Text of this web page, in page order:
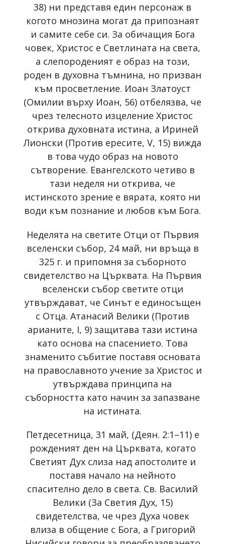
38) ни представя един персонаж в
когото мнозина могат да припознаят
и самите себе си. За обичащия Бога
човек, Христос е Светлината на света,
а слепороденият е образ на този,
роден в духовна тъмнина, но призван
към просветление. Иоан Златоуст
(Омилии върху Иоан, 56) отбелязва, че
чрез телесното изцеление Христос
открива духовната истина, а Ириней
Лионски (Против ересите, V, 15) вижда
в това чудо образ на новото
сътворение. Евангелското четиво в
тази неделя ни открива, че
истинското зрение е вярата, която ни
води към познание и любов към Бога.
Неделята на светите Отци от Първия
вселенски събор, 24 май, ни връща в
325 г. и припомня за съборното
свидетелство на Църквата. На Първия
вселенски събор светите отци
утвърждават, че Синът е единосъщен
с Отца. Атанасий Велики (Против
арианите, I, 9) защитава тази истина
като основа на спасението. Това
знаменито събитие поставя основата
на православното учение за Христос и
утвърждава принципа на
съборността като начин за запазване
на истината.
Петдесетница, 31 май, (Деян. 2:1–11) е
рожденият ден на Църквата, когато
Светият Дух слиза над апостолите и
поставя начало на нейното
спасително дело в света. Св. Василий
Велики (За Светия Дух, 15)
свидетелства, че чрез Духа човек
влиза в общение с Бога, а Григорий